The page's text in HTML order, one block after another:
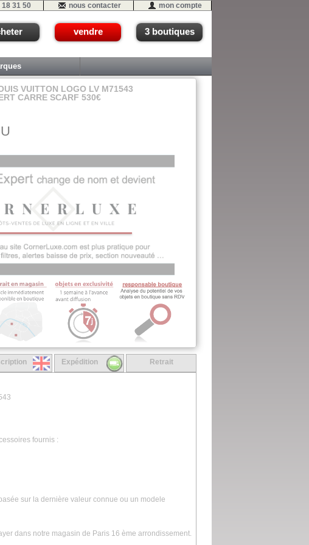
18 31 50 nous contacter mon compte
vendre 3 boutiques
VUITTON LOGO LV M71543
CARRE SCARF 530€
Expédition Retrait
fournis :
sur la dernière valeur connue ou un modele
dans notre magasin de Paris 16 ème arrondissement.